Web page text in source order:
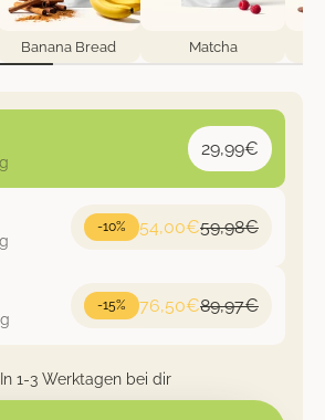
Banana Bread Matcha
Angebot
29,99€
-10% Angebot
54,00€Regulärer Preis
59,98€
-15% Angebot
76,50€Regulärer Preis
89,97€
In 1-3 Werktagen bei dir